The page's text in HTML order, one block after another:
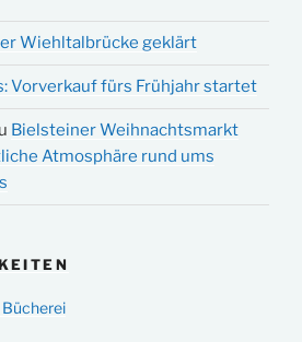
Wiehltalbrücke geklärt
Vorverkauf fürs Frühjahr startet
Bielsteiner Weihnachtsmarkt
Atmosphäre rund ums
Bücherei